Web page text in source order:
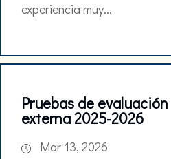
experiencia muy...
Pruebas de evaluación
externa 2025-2026
Mar 13, 2026